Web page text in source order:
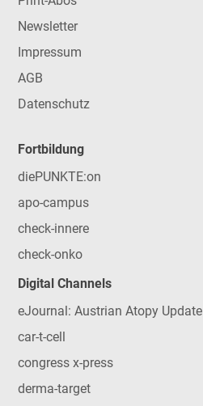
Newsletter
Impressum
AGB
Datenschutz
Fortbildung
diePUNKTE:on
apo-campus
check-innere
check-onko
Digital Channels
eJournal: Austrian Atopy Update
car-t-cell
congress x-press
derma-target